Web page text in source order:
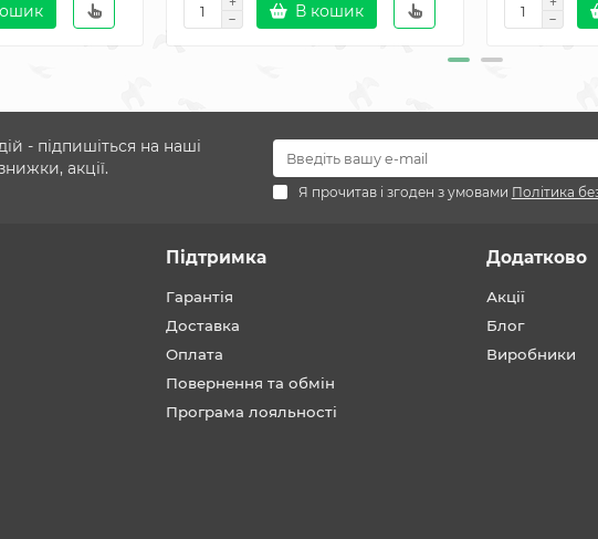
В кошик
- підпишіться на наші
акції.
Я прочитав і згоден з умовами Політика
Підтримка
Гарантія
Доставка
Оплата
Повернення та обмін
Програма лояльності
Додатково
Акції
Блог
Виробники